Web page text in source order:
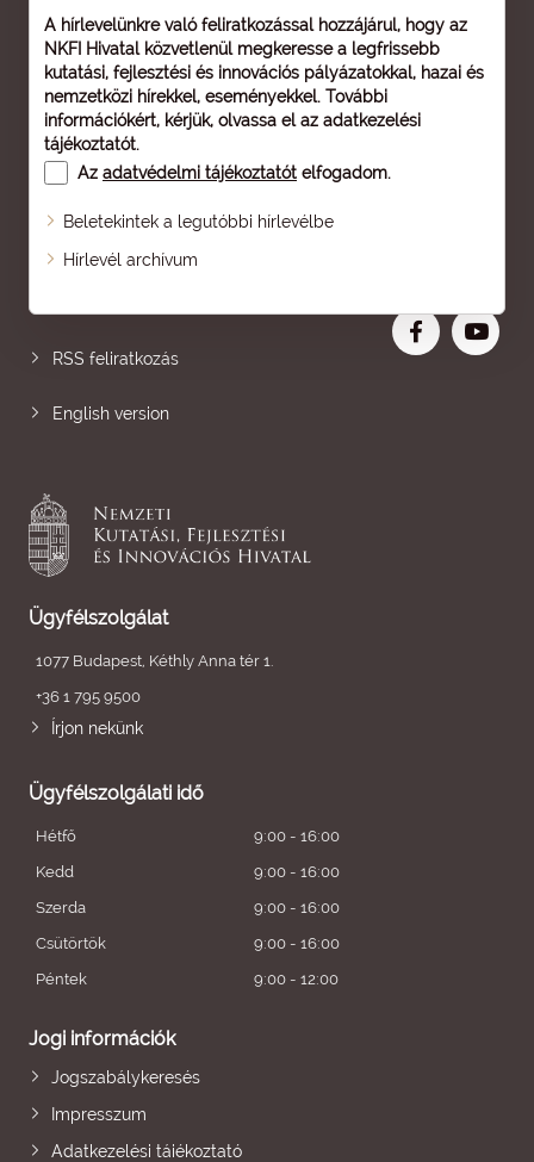
A hírlevelünkre való feliratkozással hozzájárul, hogy az
NKFI Hivatal közvetlenül megkeresse a legfrissebb
kutatási, fejlesztési és innovációs pályázatokkal, hazai és
nemzetközi hírekkel, eseményekkel. További
információkért, kérjük, olvassa el az adatkezelési
tájékoztatót.
Az adatvédelmi tájékoztatót elfogadom.
Beletekintek a legutóbbi hírlevélbe
Hírlevél archívum
Oldaltérkép
RSS feliratkozás
English version
Ügyfélszolgálat
1077 Budapest, Kéthly Anna tér 1.
+36 1 795 9500
Írjon nekünk
Ügyfélszolgálati idő
Hétfő
9:00 - 16:00
Kedd
9:00 - 16:00
Szerda
9:00 - 16:00
Csütörtök
9:00 - 16:00
Péntek
9:00 - 12:00
Jogi információk
Jogszabálykeresés
Impresszum
Adatkezelési tájékoztató